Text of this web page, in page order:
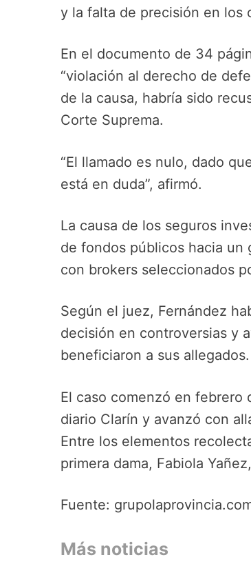
y la falta de precisión en los
En el documento de 34
“violación al derecho de
de la causa, habría sido
Corte Suprema.
“El llamado es nulo, dado
está en duda”, afirmó.
La causa de los seguros
de fondos públicos hacia un
con brokers seleccionados
Según el juez, Fernández
decisión en controversias y
beneficiaron a sus allegados.
El caso comenzó en febrero
diario Clarín y avanzó con
Entre los elementos
primera dama, Fabiola
Fuente:
Más noticias